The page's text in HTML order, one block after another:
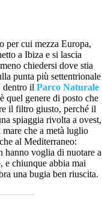
per cui mezza Europa,
a Ibiza e si lascia
chiedersi dove stia
punta più settentrionale
dentro il Parco Naturale
quel genere di posto che
il filtro giusto, perché il
spiaggia rivolta a ovest,
che a metà luglio
al Mediterraneo:
hanno voglia di nuotare a
e chiunque abbia mai
una bugia ben riuscita.